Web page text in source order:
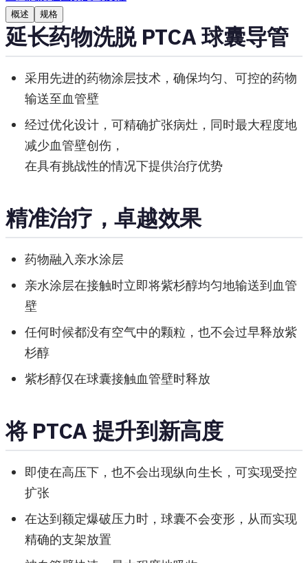
概述 规格
延长药物洗脱 PTCA 球囊导管
采用先进的药物涂层技术，确保均匀、可控的药物
输送至血管壁
经过优化设计，可精确扩张病灶，同时最大程度地
减少血管壁创伤，
在具有挑战性的情况下提供治疗优势
精准治疗，卓越效果
药物融入亲水涂层
亲水涂层在接触时立即将紫杉醇均匀地输送到血管
壁
任何时候都没有空气中的颗粒，也不会过早释放紫
杉醇
紫杉醇仅在球囊接触血管壁时释放
将 PTCA 提升到新高度
即使在高压下，也不会出现纵向生长，可实现受控
扩张
在达到额定爆破压力时，球囊不会变形，从而实现
精确的支架放置